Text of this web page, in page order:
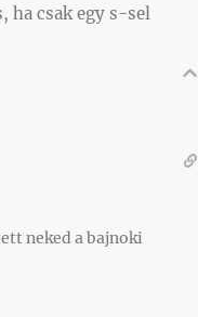
ha csak egy s-sel
neked a bajnoki